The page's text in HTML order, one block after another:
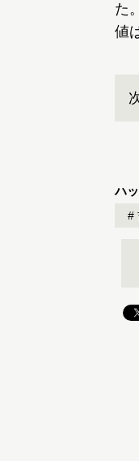
た
値
ハ